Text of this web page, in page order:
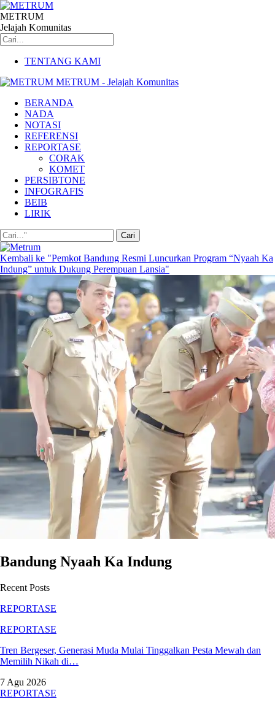
METRUM
Jelajah Komunitas
TENTANG KAMI
METRUM - Jelajah Komunitas
BERANDA
NADA
NOTASI
REFERENSI
REPORTASE
CORAK
KOMET
PERSIBTONE
INFOGRAFIS
BEIB
LIRIK
Kembali ke "Pemkot Bandung Resmi Luncurkan Program “Nyaah Ka
Indung” untuk Dukung Perempuan Lansia"
Bandung Nyaah Ka Indung
Recent Posts
REPORTASE
REPORTASE
Tren Bergeser, Generasi Muda Mulai Tinggalkan Pesta Mewah dan
Memilih Nikah di…
7 Agu 2026
REPORTASE